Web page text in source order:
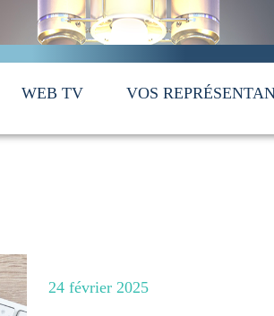
WEB TV VOS
24 février 2025